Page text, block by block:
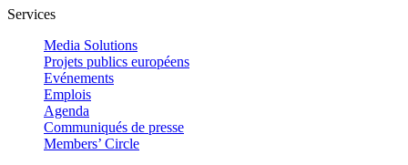
Services
Media Solutions
Projets publics européens
Evénements
Emplois
Agenda
Communiqués de presse
Members’ Circle